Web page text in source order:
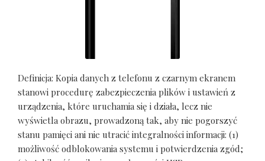
Definicja: Kopia danych z telefonu z czarnym ekranem
stanowi procedurę zabezpieczenia plików i ustawień z
urządzenia, które uruchamia się i działa, lecz nie
wyświetla obrazu, prowadzoną tak, aby nie pogorszyć
stanu pamięci ani nie utracić integralności informacji: (1)
możliwość odblokowania systemu i potwierdzenia zgód;